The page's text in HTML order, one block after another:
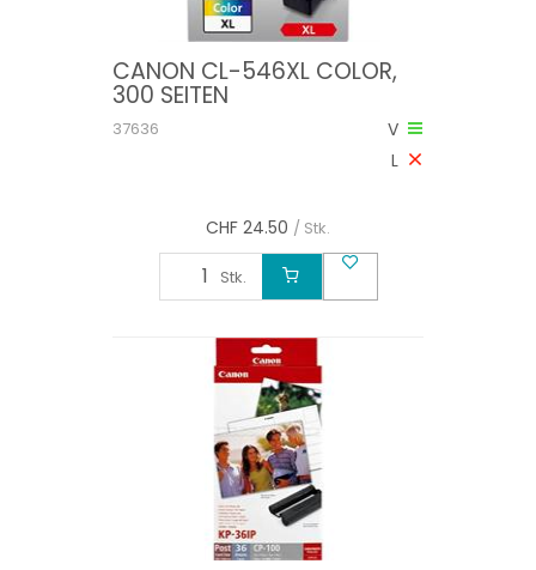
CANON CL-546XL COLOR,
300 SEITEN
V
L
37636
CHF 24.50 / Stk.
Stk.